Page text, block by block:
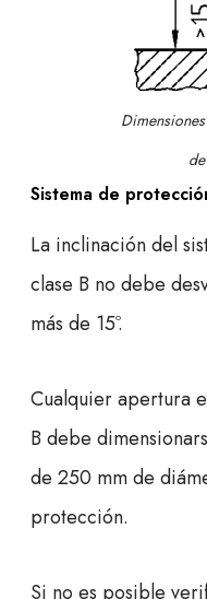
Sistema de
La inclinación del
clase B no debe
más de 15º.
Cualquier apertura
B debe
de 250 mm de
protección.
Si no es posible